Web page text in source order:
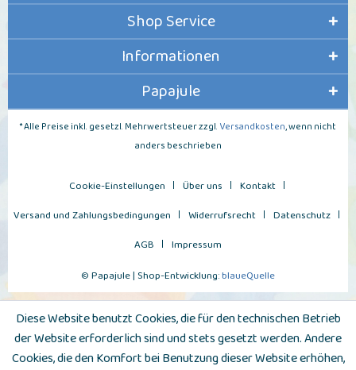
Shop Service
Informationen
Papajule
* Alle Preise inkl. gesetzl. Mehrwertsteuer zzgl. Versandkosten, wenn nicht
anders beschrieben
Cookie-Einstellungen Über uns
Kontakt
Versand und Zahlungsbedingungen
Widerrufsrecht
Datenschutz
AGB
Impressum
© Papajule | Shop-Entwicklung:blaueQuelle
Diese Website benutzt Cookies, die für den technischen Betrieb
der Website erforderlich sind und stets gesetzt werden. Andere
Cookies, die den Komfort bei Benutzung dieser Website erhöhen,